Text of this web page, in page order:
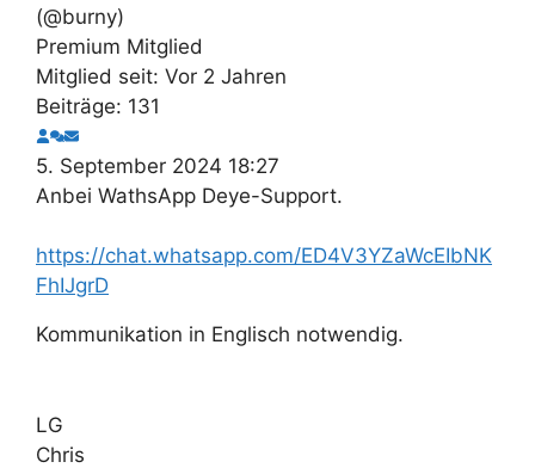
(@burny)
Premium Mitglied
Mitglied seit: Vor 2 Jahren
Beiträge: 131
5. September 2024 18:27
Anbei WathsApp Deye-Support.
https://chat.whatsapp.com/ED4V3YZaWcEIbNK
FhIJgrD
Kommunikation in Englisch notwendig.
LG
Chris